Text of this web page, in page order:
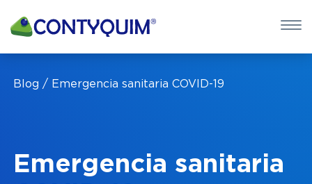
×
field
Blog Emergencia sanitaria COVID-19
Emergencia sanitaria